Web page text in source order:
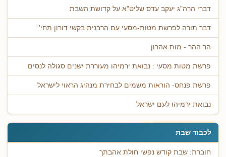
דברי הרה"ג יעקב עדס שליט"א על קדושת השבת
דבר תורה לפרשת מטות-מסעי עם הרבנית בקשי דורון תחי'
הר ההר - מות אהרון
פרשת מטות מסעי : נבואת ירמיהו מעוררת ישנים סגולה לנסים
פרשת פנחס- הוראות משמים לבחירת מנהיג הראוי לישראל
נבואת ירמיהו לעם ישראל
לכבוד שבת
חוברת: שבת קודש נפשי חולת אהבתך